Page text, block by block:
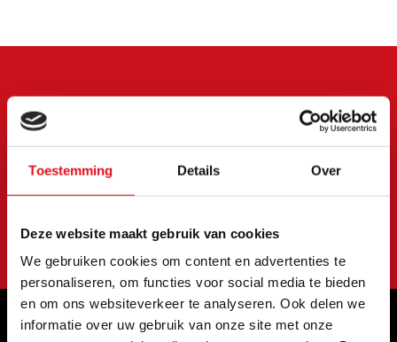
Toestemming Details Over
Deze website maakt gebruik van cookies
We gebruiken cookies om content en advertenties te
personaliseren, om functies voor social media te bieden
en om ons websiteverkeer te analyseren. Ook delen we
informatie over uw gebruik van onze site met onze
Meld je aan voor onze
nieuwsbrief
Blijf op de hoogte van onze laatste acties en